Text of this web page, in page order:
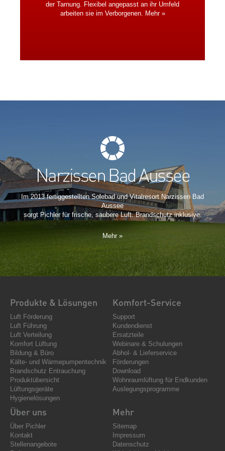
der Tarnung. Flexibel angepasst an ihr Umfeld
arbeiten sie im Verborgenen. Mehr »
Narzissen Bad Aussee
Im 2013 fertiggestellten Solebad und Vitalresort Narzissen Bad
Aussee
sorgt Pichler für frische, saubere Luft. Brandschutz inklusive.
Mehr »
Produkte & Lösungen
Luft Förderung
Luft Führung
Luft Verteilung
Komfort Lüftung
Bildung & Büro
Kälte- und Wärmepumpentechnik
Brandschutz Entrauchung
Produktübersicht
Lüftungsgeräte
Hygienelösungen
Komfort-Service
Support
Kundendienst
Ersatzteile
Webinare & Schulungen
Abhol- & Lieferservice
Förderungen
Download
Wohnraumlüftung für Endkunden
Auslegungsprogramme
Über uns
Über Pichler
Kontakt
Stellenangebote
Mehr
Sitemap
Impressum
Datenschutz